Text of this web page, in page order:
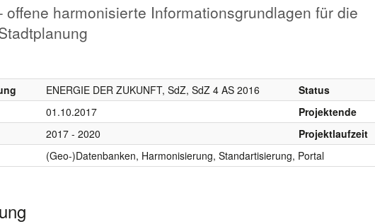
offene harmonisierte Informationsgrundlagen für die
ENERGIE DER ZUKUNFT, SdZ, SdZ 4 AS 2016 Status
01.10.2017 Projektende
2017 - 2020 Projektlaufzeit
(Geo-)Datenbanken, Harmonisierung, Standartisierung, Portal